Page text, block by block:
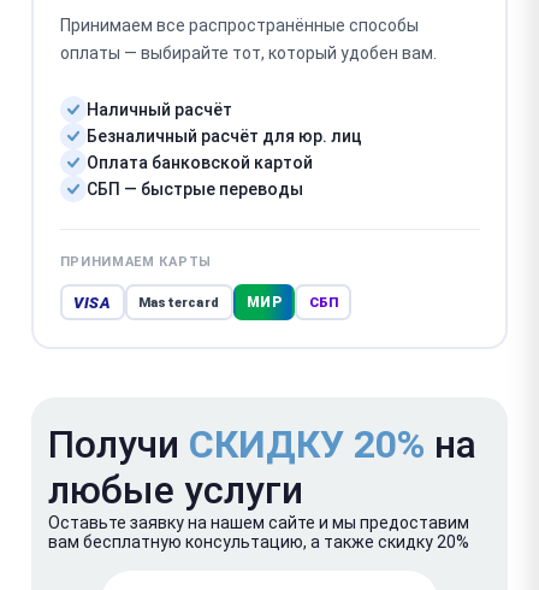
Принимаем все распространённые способы
оплаты — выбирайте тот, который удобен вам.
Наличный расчёт
Безналичный расчёт для юр. лиц
Оплата банковской картой
СБП — быстрые переводы
ПРИНИМАЕМ КАРТЫ
VISA Mastercard МИР СБП
Получи СКИДКУ 20% на
любые услуги
Оставьте заявку на нашем сайте и мы предоставим
вам бесплатную консультацию, а также скидку 20%